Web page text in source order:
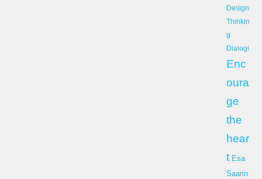
Design
Thinkin
g
Dialogi
Enc
oura
ge
the
hear
t Esa
Saarin